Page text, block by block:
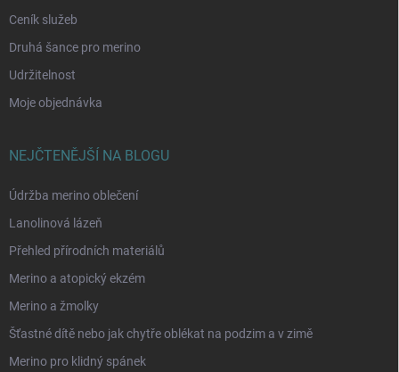
Ceník služeb
Druhá šance pro merino
Udržitelnost
Moje objednávka
NEJČTENĚJŠÍ NA BLOGU
Údržba merino oblečení
Lanolinová lázeň
Přehled přírodních materiálů
Merino a atopický ekzém
Merino a žmolky
Šťastné dítě nebo jak chytře oblékat na podzim a v zimě
Merino pro klidný spánek